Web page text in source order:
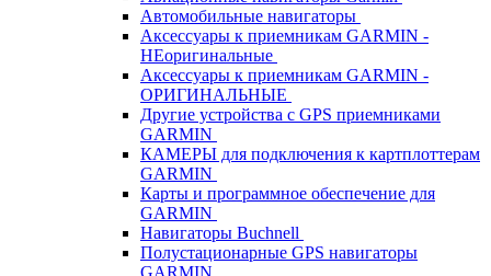
Автомобильные навигаторы
Аксессуары к приемникам GARMIN -
НЕоригинальные
Аксессуары к приемникам GARMIN -
ОРИГИНАЛЬНЫЕ
Другие устройства с GPS приемниками
GARMIN
КАМЕРЫ для подключения к картплоттерам
GARMIN
Карты и программное обеспечение для
GARMIN
Навигаторы Buchnell
Полустационарные GPS навигаторы
GARMIN